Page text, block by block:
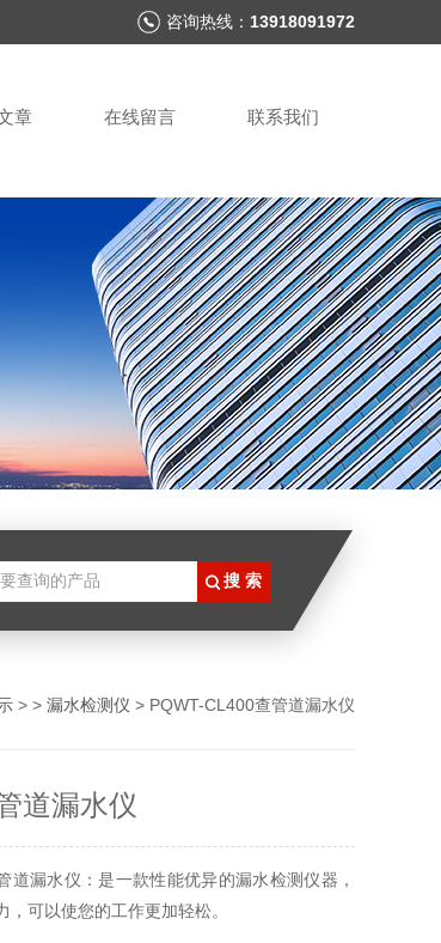
咨询热线： 13918091972
章 在线留言 联系我们
> > 漏水检测仪 > PQWT-CL400查管道漏水仪
道漏水仪
道漏水仪：是一款性能优异的漏水检测仪器，
可以使您的工作更加轻松。